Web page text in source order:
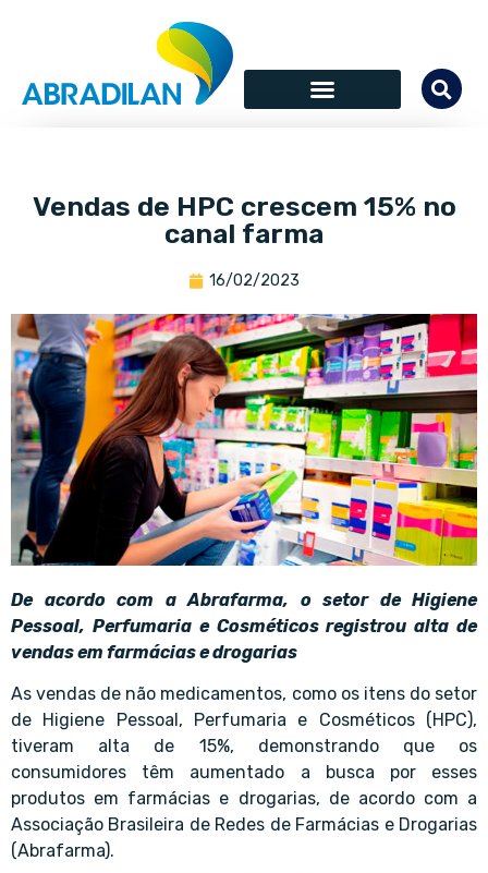
Vendas de HPC crescem 15% no
canal farma
16/02/2023
De acordo com a Abrafarma, o setor de Higiene
Pessoal, Perfumaria e Cosméticos registrou alta de
vendas em farmácias e drogarias
As vendas de não medicamentos, como os itens do setor
de Higiene Pessoal, Perfumaria e Cosméticos (HPC),
tiveram alta de 15%, demonstrando que os
consumidores têm aumentado a busca por esses
produtos em farmácias e drogarias, de acordo com a
Associação Brasileira de Redes de Farmácias e Drogarias
(Abrafarma).